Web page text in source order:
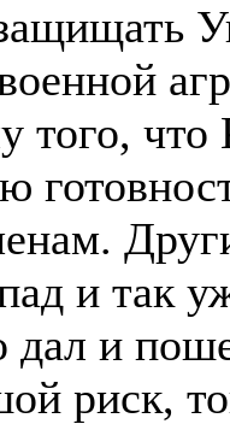
того, что
и так
дал и
риск,